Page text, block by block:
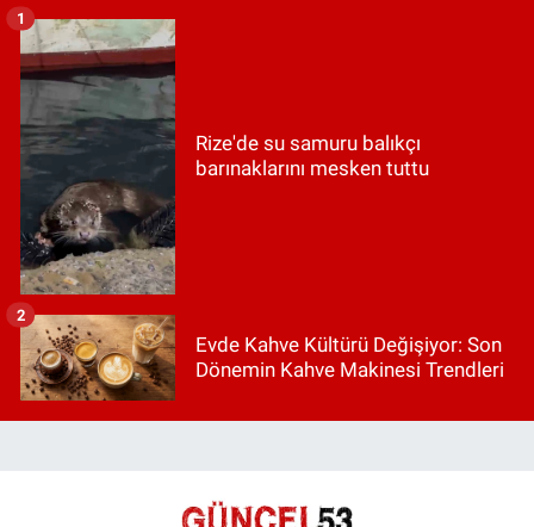
Rize'de su samuru balıkçı
barınaklarını mesken tuttu
1
Evde Kahve Kültürü Değişiyor: Son
Dönemin Kahve Makinesi Trendleri
2